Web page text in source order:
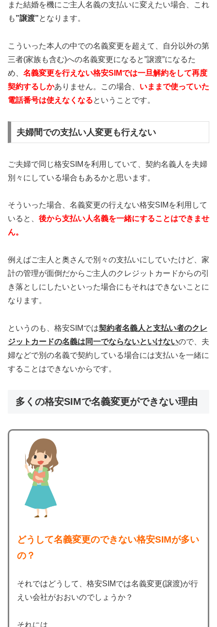
また結婚を機にご主人名義の支払いに変えたい場合、これ
も”譲渡”となります。
こういった本人の中での名義変更を超えて、自分以外の第
三者(家族も含む)への名義変更になると”譲渡”になるた
め、 名義変更を行えない格安SIMでは一旦解約をして再度
契約するしかありません。この場合、 いままで使っていた
電話番号は使えなくなるということです。
夫婦間での支払い人変更も行えない
ご夫婦で同じ格安SIMを利用していて、契約名義人を夫婦
別々にしている場合もあるかと思います。
そういった場合、名義変更の行えない格安SIMを利用して
いると、 後から支払い人名義を一緒にすることはできませ
ん。
例えばご主人と奥さんで別々の支払いにしていたけど、家
計の管理が面倒だからご主人のクレジットカードからの引
き落としにしたいといった場合にもそれはできないことに
なります。
というのも、格安SIMでは契約者名義人と支払い者のクレ
ジットカードの名義は同一でならないといけないので、夫
婦などで別の名義で契約している場合には支払いを一緒に
することはできないからです。
多くの格安SIMで名義変更ができない理由
どうして名義変更のできない格安SIMが多い
の？
それではどうして、格安SIMでは名義変更(譲渡)が行
えい会社がおおいのでしょうか？
それには